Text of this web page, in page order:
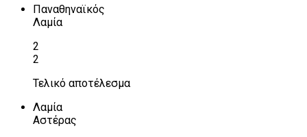
Παναθηναϊκός
Λαμία
2
2
Τελικό αποτέλεσμα
Λαμία
Αστέρας